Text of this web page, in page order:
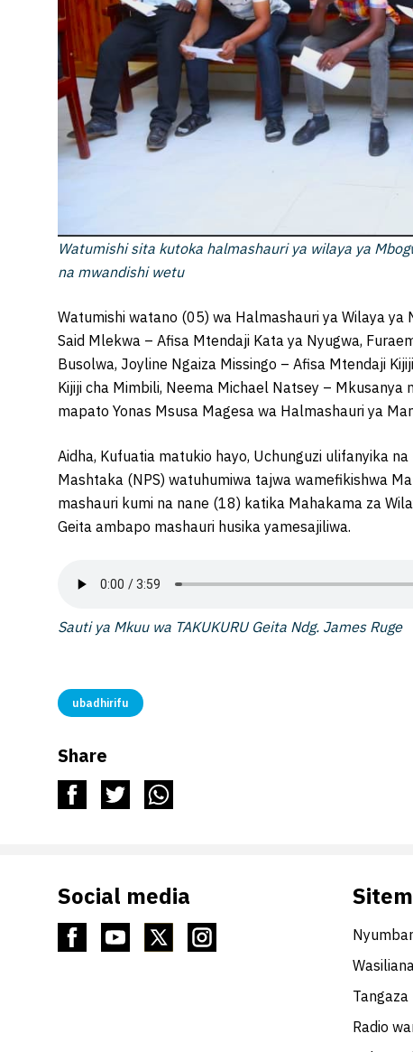
Watumishi sita kutoka halmashauri ya wilaya ya
na mwandishi wetu
Watumishi watano (05) wa Halmashauri ya Wilaya ya
Said Mlekwa – Afisa Mtendaji Kata ya Nyugwa,
Busolwa, Joyline Ngaiza Missingo – Afisa Mtendaji
Kijiji cha Mimbili, Neema Michael Natsey –
mapato Yonas Msusa Magesa wa Halmashauri ya
Aidha, Kufuatia matukio hayo, Uchunguzi ulifanyika
Mashtaka (NPS) watuhumiwa tajwa wamefikishwa
mashauri kumi na nane (18) katika Mahakama za
Geita ambapo mashauri husika yamesajiliwa.
Sauti ya Mkuu wa TAKUKURU Geita Ndg. James Ruge
ubadhirifu
Share
Social media
Tangaza
Radio